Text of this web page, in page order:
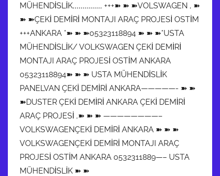
MÜHENDİSLİK,,,,,,,,,,,,,,, +++➽ ➽ ➽VOLSWAGEN , ➽
➽ ➽ÇEKİ DEMİRİ MONTAJI ARAÇ PROJESİ OSTİM
+++ANKARA *➽ ➽ ➽05323118894 ➽ ➽ ➽*USTA
MÜHENDİSLİK/ VOLKSWAGEN ÇEKİ DEMİRİ
MONTAJI ARAÇ PROJESİ OSTİM ANKARA
05323118894➽ ➽ ➽ USTA MÜHENDİSLİK
PANELVAN ÇEKİ DEMİRİ ANKARA—————- ➽ ➽
➽DUSTER ÇEKİ DEMİRİ ANKARA ÇEKİ DEMİRİ
ARAÇ PROJESİ ,➽ ➽ ➽ ————————–
VOLKSWAGENÇEKİ DEMİRİ ANKARA ➽ ➽ ➽
VOLKSWAGENÇEKİ DEMİRİ MONTAJI ARAÇ
PROJESİ OSTİM ANKARA 0532311889—– USTA
MÜHENDİSLİK ➽ ➽